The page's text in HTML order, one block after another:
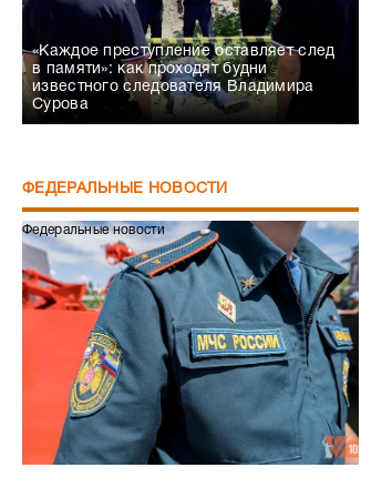
«Каждое преступление оставляет след
в памяти»: как проходят будни
известного следователя Владимира
Сурова
ФЕДЕРАЛЬНЫЕ НОВОСТИ
Федеральные новости